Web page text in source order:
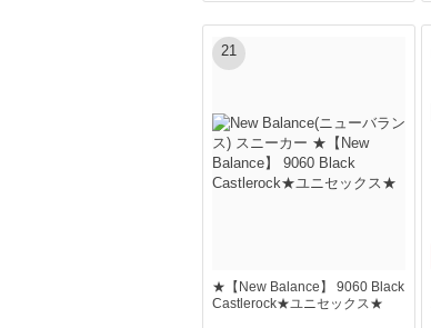
21
★【New Balance】 9060 Black
Castlerock★ユニセックス★